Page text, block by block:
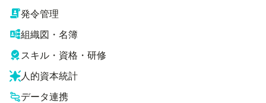
発令管理
組織図・名簿
スキル・資格・研修
人的資本統計
データ連携